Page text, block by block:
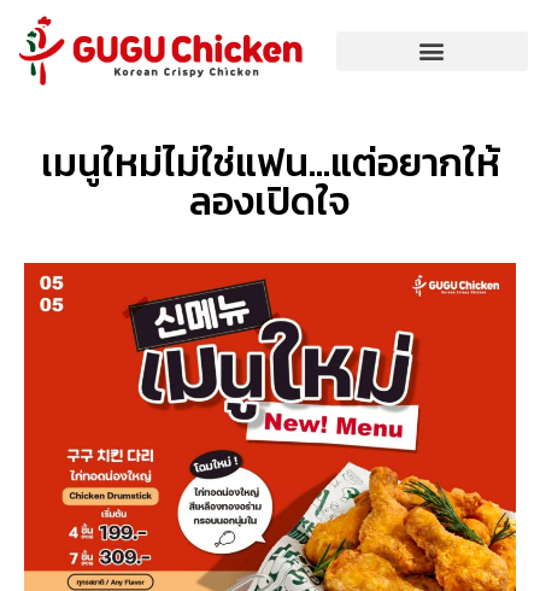
เมนูใหม่ไม่ใช่แฟน…แต่อยากให้
ลองเปิดใจ